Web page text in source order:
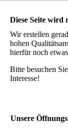
Diese Seite wird
Wir erstellen
hohen
hierfür noch
Bitte besuchen
Interesse!
Unsere